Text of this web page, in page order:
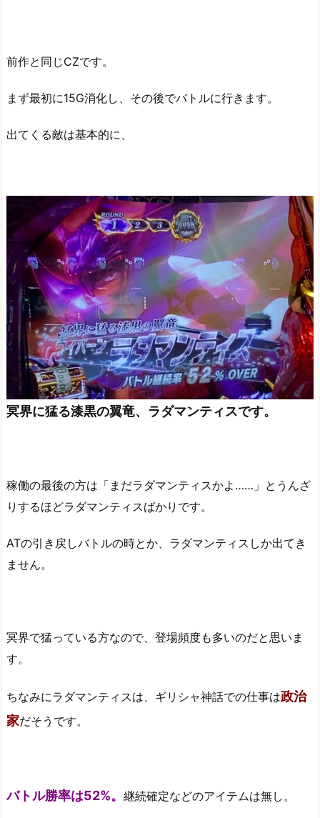
前作と同じCZです。
まず最初に15G消化し、その後でバトルに行きます。
出てくる敵は基本的に、
冥界に猛る漆黒の翼竜、ラダマンティスです。
稼働の最後の方は「まだラダマンティスかよ……」とうんざ
りするほどラダマンティスばかりです。
ATの引き戻しバトルの時とか、ラダマンティスしか出てき
ません。
冥界で猛っている方なので、登場頻度も多いのだと思いま
す。
ちなみにラダマンティスは、ギリシャ神話での仕事は政治
家だそうです。
バトル勝率は52%。 継続確定などのアイテムは無し。